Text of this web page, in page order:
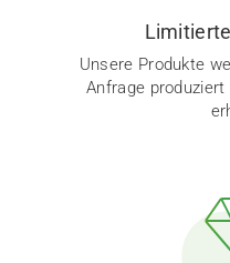
Unsere Produkte
Anfrage